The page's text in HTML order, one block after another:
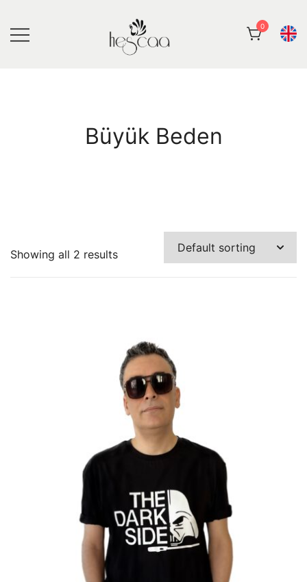
content
0
Büyük Beden
Showing all 2 results